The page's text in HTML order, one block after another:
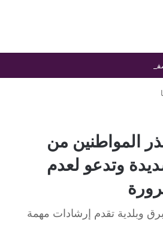
المواطنين من
وتدعو لعدم
وبلدية تقدم إرشادات مهمة